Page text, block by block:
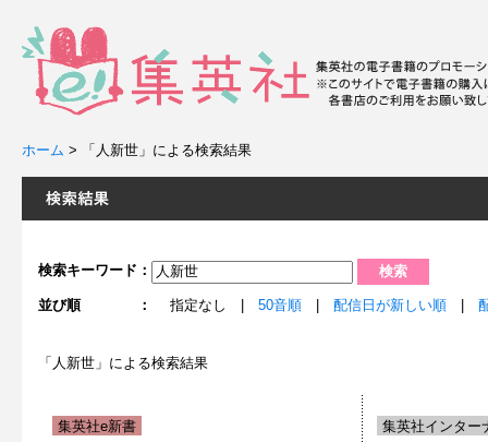
ホーム > 「人新世」による検索結果
検索キーワード：
並び順 ： 指定なし | 50音順 配信日が新しい順
「人新世」による検索結果
集英社e新書
集英社インター